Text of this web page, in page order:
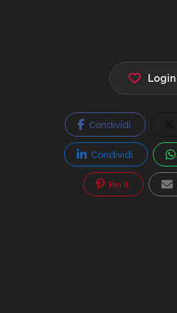
Login
Condividi
Condividi
Pin It